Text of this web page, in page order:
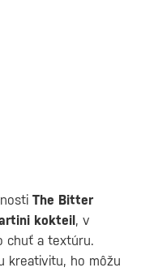
The Bitter
kokteil, v
chuť a textúru.
kreativitu, ho môžu